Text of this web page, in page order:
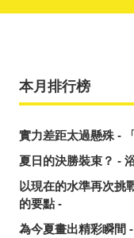
本月排行榜
實力差距太過懸殊 -
夏日的決勝裝束？ -
以現在的水準再次挑
的要點 -
為今夏畫出精彩瞬間